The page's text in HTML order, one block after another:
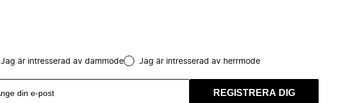
Jag är intresserad av dammode Jag är intresserad av herrmode
REGISTRERA DIG